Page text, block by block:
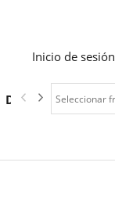
Inicio de sesión
Descargas